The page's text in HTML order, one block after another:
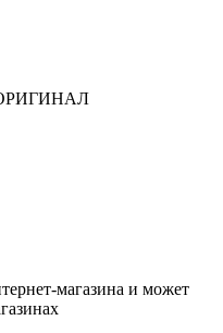
ОРИГИНАЛ
магазина и может